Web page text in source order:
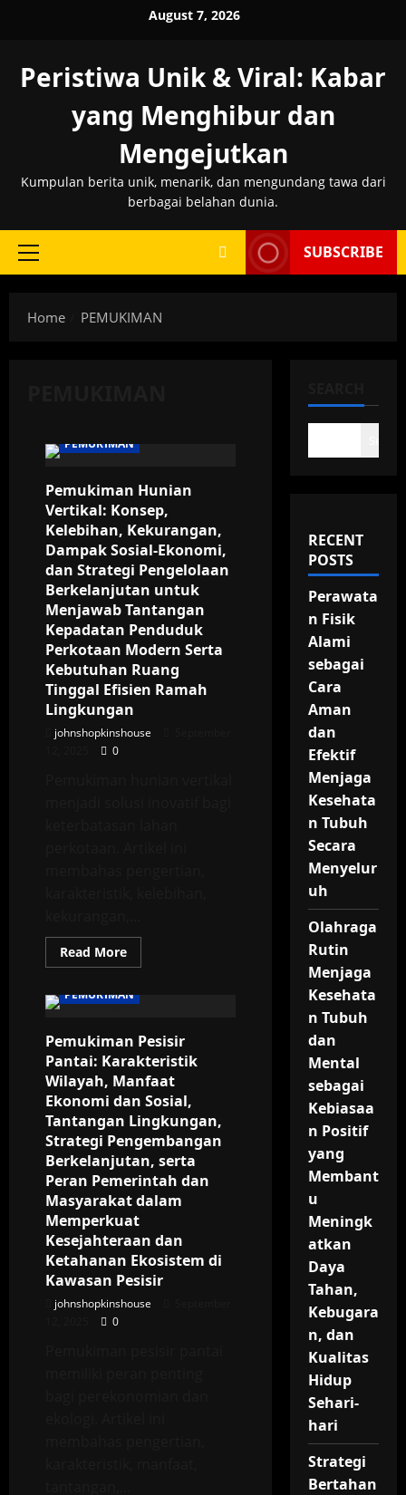
August 7, 2026
Peristiwa Unik & Viral: Kabar
yang Menghibur dan
Mengejutkan
Kumpulan berita unik, menarik, dan mengundang tawa dari
berbagai belahan dunia.
Primary
SUBSCRIBE
Home PEMUKIMAN
PEMUKIMAN
Pemukiman Hunian
Vertikal: Konsep,
Kelebihan, Kekurangan,
Dampak Sosial-Ekonomi,
dan Strategi Pengelolaan
Berkelanjutan untuk
Menjawab Tantangan
Kepadatan Penduduk
Perkotaan Modern Serta
Kebutuhan Ruang
Tinggal Efisien Ramah
Lingkungan
johnshopkinshouse
0
Read MoreRead
more
Hunian
Kelebihan,
Kekurangan,
Dampak
Sosial-
Ekonomi,
dan
Strategi
Pengelolaan
Berkelanjutan
untuk
Menjawab
Tantangan
Kepadatan
Penduduk
Perkotaan
Modern
Serta
Kebutuhan
Ruang
Tinggal
Ramah
PEMUKIMAN
Pemukiman Pesisir
Pantai: Karakteristik
Wilayah, Manfaat
Ekonomi dan Sosial,
Tantangan Lingkungan,
Strategi Pengembangan
Berkelanjutan, serta
Peran Pemerintah dan
Masyarakat dalam
Memperkuat
Kesejahteraan dan
Ketahanan Ekosistem di
Kawasan Pesisir
johnshopkinshouse
0
RECENT
POSTS
Perawata
n Fisik
Alami
sebagai
Cara
Aman
dan
Efektif
Menjaga
Kesehata
n Tubuh
Secara
Menyelur
uh
Olahraga
Rutin
Menjaga
Kesehata
n Tubuh
dan
Mental
sebagai
Kebiasaa
n Positif
yang
Membant
u
Meningk
atkan
Daya
Tahan,
Kebugara
n, dan
Kualitas
Hidup
Sehari-
hari
Strategi
Bertahan